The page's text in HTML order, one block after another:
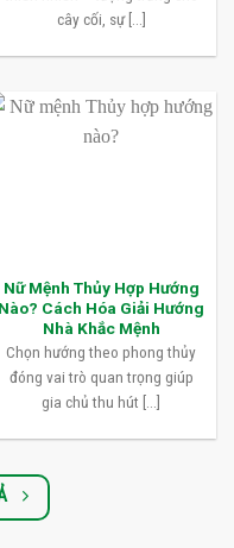
cây cối, sự [...]
Nữ Mệnh Thủy Hợp Hướng
Nào? Cách Hóa Giải Hướng
Nhà Khắc Mệnh
Chọn hướng theo phong thủy
đóng vai trò quan trọng giúp
gia chủ thu hút [...]